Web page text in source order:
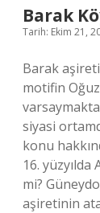
Barak
Tarih: Ekim 21,
Barak
motifin
siyasi
konu
16. yüzyılda
mi?
aşiretinin